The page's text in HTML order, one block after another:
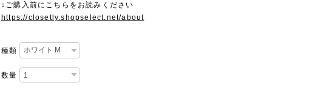
↓ご購入前にこちらをお読みください
https://closetly.shopselect.net/about
種類
数量